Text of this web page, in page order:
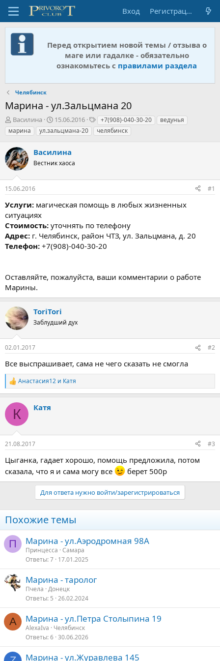
Вход Регистрация
Перед открытием новой темы / отзыва о
маге или гадалке - обязательно
ознакомьтесь с правилами раздела
Челябинск
Марина - ул.Зальцмана 20
А
в
т
о
р
т
е
м
ы
Василина
Д
а
т
н
а
а
15.06.2016
Т
е
г
+7(908)-040-30-20
ведунья
марина
ул.зальцмана-20 челябинск
Василина
Вестник хаоса
15.06.2016 #1
Услуги: магическая помощь в любых жизненных
ситуациях
Стоимость: уточнять по телефону
Адрес: г. Челябинск, район ЧТЗ, ул. Зальцмана, д. 20
Телефон: +7(908)-040-30-20
Оставляйте, пожалуйста, ваши комментарии о работе
Марины.
ToriTori
Заблудший дух
02.01.2017 #2
Все выспрашивает, сама не чего сказать не смогла
Р
е
к
и
Анастасия12 и Катя
К Катя
21.08.2017 #3
Цыганка, гадает хорошо, помощь предложила, потом
сказала, что я и сама могу все
берет 500р
Для ответа нужно войти/зарегистрироваться
Похожие темы
П Марина - ул.Аэродромная 98А
Принцесса Самара
Ответы 7 17.01.2025
Марина - таролог
Пчела Донецк
Ответы 5 26.02.2024
A Марина - ул.Петра Столыпина 19
AlexaIva
Челябинск
Ответы 6 30.06.2026
Марина - ул.Журавлева 145